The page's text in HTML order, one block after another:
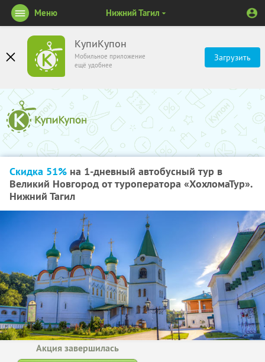
КупиКупон
Мобильное приложение
ещё удобнее
Загрузить
Меню Нижний Тагил
Скидка 51% на 1-дневный автобусный тур в
Великий Новгород от туроператора «ХохломаТур».
Нижний Тагил
Акция завершилась